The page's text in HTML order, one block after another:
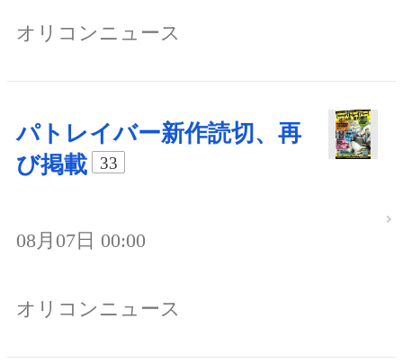
オリコンニュース
パトレイバー新作読切、再
び掲載
33
08月07日 00:00
オリコンニュース